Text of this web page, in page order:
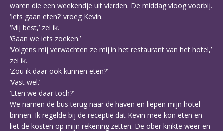
waren die een weekendje uit vierden. De middag vloog voorbij.
‘Iets gaan eten?’ vroeg Kevin.
‘Mij best,’ zei ik.
‘Gaan we iets zoeken.’
‘Volgens mij verwachten ze mij in het restaurant van het hotel,’
zei ik.
‘Zou ik daar ook kunnen eten?’
‘Vast wel.’
‘Eten we daar toch?’
We namen de bus terug naar de haven en liepen mijn hotel
binnen. Ik regelde bij de receptie dat Kevin mee kon eten en
liet de kosten op mijn rekening zetten. De ober knikte weer en